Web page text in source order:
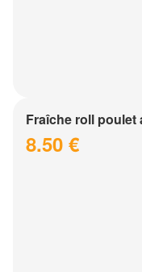
Fraîche roll poulet
8.50 €